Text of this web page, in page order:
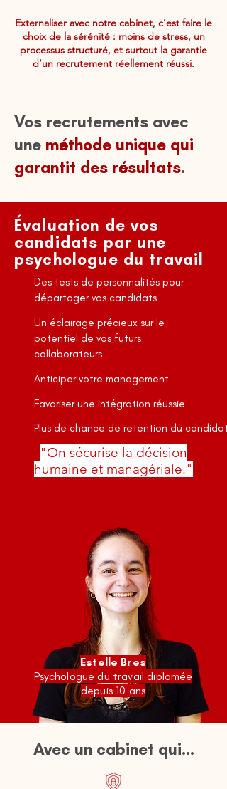
Externaliser avec notre cabinet, c’est faire le
choix de la sérénité : moins de stress, un
processus structuré, et surtout la garantie
d’un recrutement réellement réussi.
Vos recrutements avec
une méthode unique qui
garantit des résultats.
Évaluation de vos
candidats par une
psychologue du travail
Des tests de personnalités pour
départager vos candidats
Un éclairage précieux sur le
potentiel de vos futurs
collaborateurs
Anticiper votre management
Favoriser une intégration réussie
Plus de chance de retention du candidat
"On sécurise la décision
humaine et managériale."
Estelle Bres
Psychologue du travail diplomée
depuis 10 ans
Avec un cabinet qui...